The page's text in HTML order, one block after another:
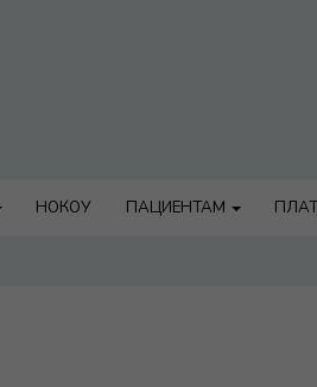
НОКОУ ПАЦИЕНТАМ